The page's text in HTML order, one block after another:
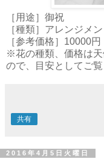
［用途］御祝
［種類］アレンジメン
［参考価格］10000円
※花の種類、価格は
ので、目安としてご覧
共有
2016年4月5日火曜日